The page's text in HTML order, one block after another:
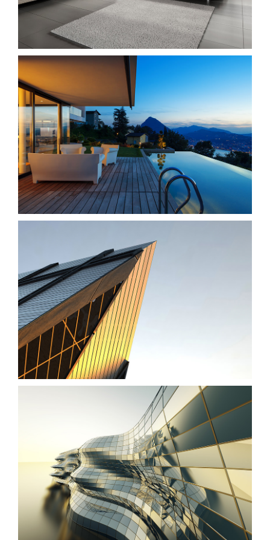
توربو
Singapore Skyrise
St Lucia Sunsets
Danish Modernity